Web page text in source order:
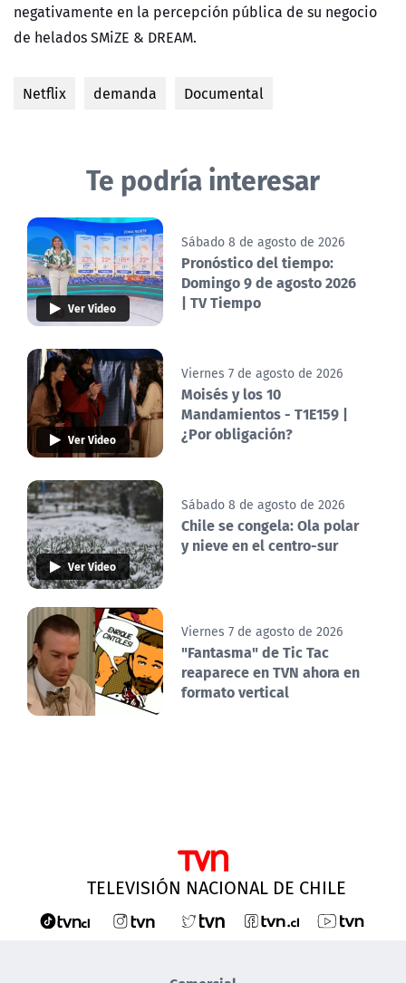
negativamente en la percepción pública de su negocio
de helados SMiZE & DREAM.
Netflix demanda Documental
Te podría interesar
Ver Video
Sábado 8 de agosto de 2026
Pronóstico del tiempo:
Domingo 9 de agosto 2026
| TV Tiempo
Ver Video
Viernes 7 de agosto de 2026
Moisés y los 10
Mandamientos - T1E159 |
¿Por obligación?
Ver Video
Sábado 8 de agosto de 2026
Chile se congela: Ola polar
y nieve en el centro-sur
Viernes 7 de agosto de 2026
"Fantasma" de Tic Tac
reaparece en TVN ahora en
formato vertical
TELEVISIÓN NACIONAL DE CHILE